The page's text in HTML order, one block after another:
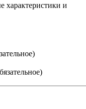
характеристики и